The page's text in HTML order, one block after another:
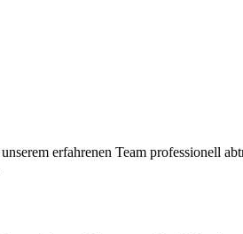
erfahrenen Team professionell